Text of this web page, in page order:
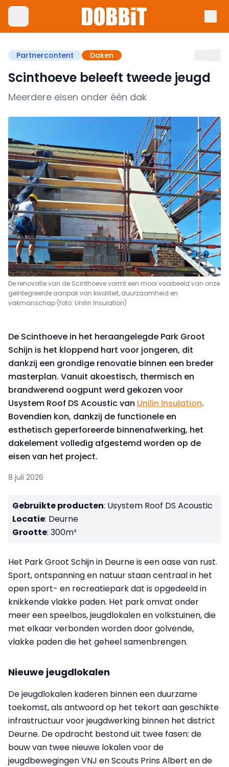
Partnercontent Daken
Scinthoeve beleeft tweede jeugd
Meerdere eisen onder één dak
De renovatie van de Scinthoeve vormt een mooi voorbeeld van onze
geïntegreerde aanpak van kwaliteit, duurzaamheid en
vakmanschap (foto: Unilin Insulation)
De Scinthoeve in het heraangelegde Park Groot
Schijn is het kloppend hart voor jongeren, dit
dankzij een grondige renovatie binnen een breder
masterplan. Vanuit akoestisch, thermisch en
brandwerend oogpunt werd gekozen voor
Usystem Roof DS Acoustic van Unilin Insulation.
Bovendien kon, dankzij de functionele en
esthetisch geperforeerde binnenafwerking, het
dakelement volledig afgestemd worden op de
eisen van het project.
8 juli 2026
Gebruikte producten: Usystem Roof DS Acoustic
Locatie: Deurne
Grootte: 300m²
Het Park Groot Schijn in Deurne is een oase van rust.
Sport, ontspanning en natuur staan centraal in het
open sport- en recreatiepark dat is opgedeeld in
knikkende vlakke paden. Het park omvat onder
meer een speelbos, jeugdlokalen en volkstuinen, die
met elkaar verbonden worden door golvende,
vlakke paden die het geheel samenbrengen.
Nieuwe jeugdlokalen
De jeugdlokalen kaderen binnen een duurzame
toekomst, als antwoord op het tekort aan geschikte
infrastructuur voor jeugdwerking binnen het district
Deurne. De opdracht bestond uit twee fasen: de
bouw van twee nieuwe lokalen voor de
jeugdbewegingen VNJ en Scouts Prins Albert en de